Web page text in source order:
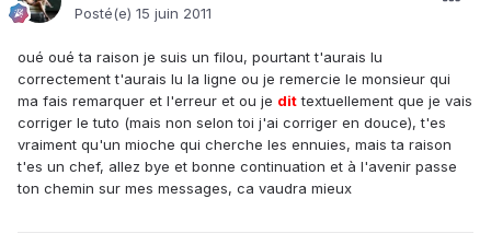
Posté(e) 15 juin 2011
oué oué ta raison je suis un filou, pourtant t'aurais lu
correctement t'aurais lu la ligne ou je remercie le monsieur qui
ma fais remarquer et l'erreur et ou je dittextuellement que je vais
corriger le tuto (mais non selon toi j'ai corriger en douce), t'es
vraiment qu'un mioche qui cherche les ennuies, mais ta raison
t'es un chef, allez bye et bonne continuation et à l'avenir passe
ton chemin sur mes messages, ca vaudra mieux